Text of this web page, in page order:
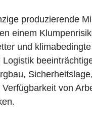
produzierende
einem
und
von